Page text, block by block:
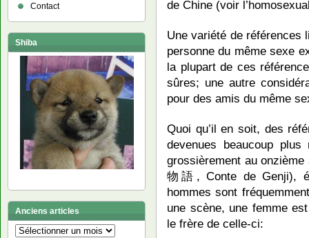
de Chine (voir
Une variété de références
personne du même sexe
la plupart de ces
sûres; une autre
pour des amis du même
Quoi qu’il en soit, des
devenues beaucoup
grossièrement au
物語, Conte de Genji),
hommes sont
une scène, une femme
le frère de celle-ci:
Contact
Shiba
Anciens articles
Anciens